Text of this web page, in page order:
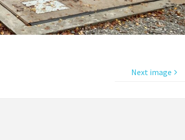
Next image